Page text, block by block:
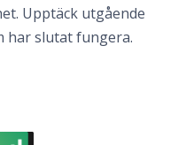
Upptäck utgående
har slutat fungera.